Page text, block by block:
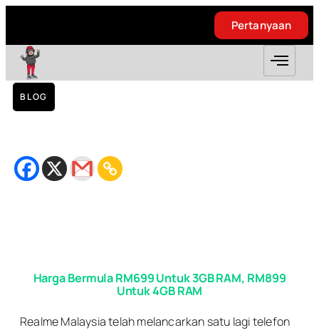
Pertanyaan
BLOG
Harga Bermula RM699 Untuk 3GB RAM, RM899
Untuk 4GB RAM
Realme Malaysia telah melancarkan satu lagi telefon